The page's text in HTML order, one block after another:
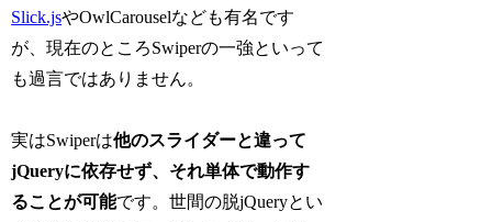
Slick.jsやOwlCarouselなども有名です
が、現在のところSwiperの一強といって
も過言ではありません。
実はSwiperは他のスライダーと違って
jQueryに依存せず、それ単体で動作す
ることが可能です。世間の脱jQueryとい